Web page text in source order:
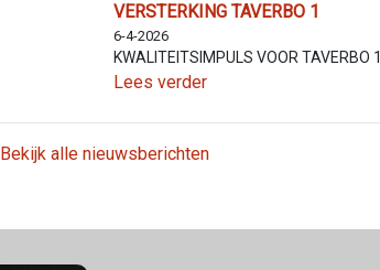
VERSTERKING TAVERBO 1
6-4-2026
KWALITEITSIMPULS VOOR TAVERBO 1
Lees verder
Bekijk alle nieuwsberichten